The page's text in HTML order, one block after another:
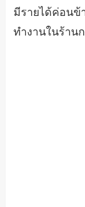
มีรายได้ค่อนข้
ทำงานในร้าน